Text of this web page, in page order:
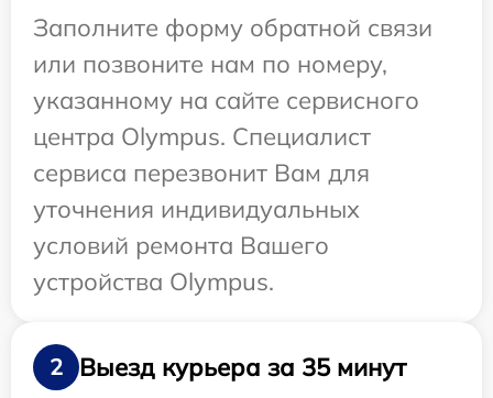
Заполните форму обратной связи
или позвоните нам по номеру,
указанному на сайте сервисного
центра Olympus. Специалист
сервиса перезвонит Вам для
уточнения индивидуальных
условий ремонта Вашего
устройства Olympus.
2 Выезд курьера за 35 минут